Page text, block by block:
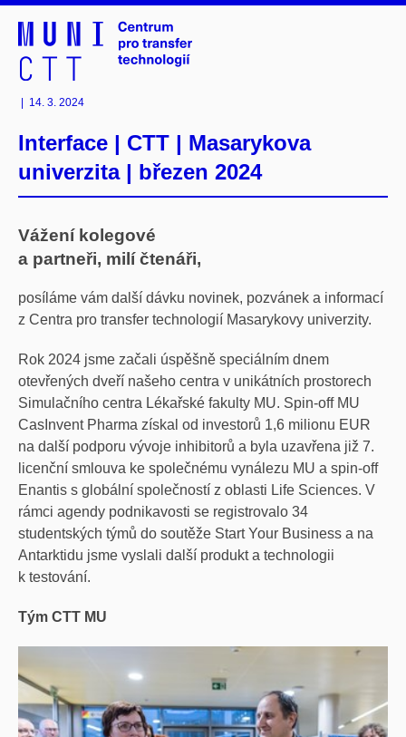
14. 3. 2024
Interface | CTT | Masarykova
univerzita | březen 2024
Vážení kolegové
a partneři, milí čtenáři,
posíláme vám další dávku novinek, pozvánek a informací
z Centra pro transfer technologií Masarykovy univerzity.
Rok 2024 jsme začali úspěšně speciálním dnem
otevřených dveří našeho centra v unikátních prostorech
Simulačního centra Lékařské fakulty MU. Spin-off MU
CasInvent Pharma získal od investorů 1,6 milionu EUR
na další podporu vývoje inhibitorů a byla uzavřena již 7.
licenční smlouva ke společnému vynálezu MU a spin-off
Enantis s globální společností z oblasti Life Sciences. V
rámci agendy podnikavosti se registrovalo 34
studentských týmů do soutěže Start Your Business a na
Antarktidu jsme vyslali další produkt a technologii
k testování.
Tým CTT MU